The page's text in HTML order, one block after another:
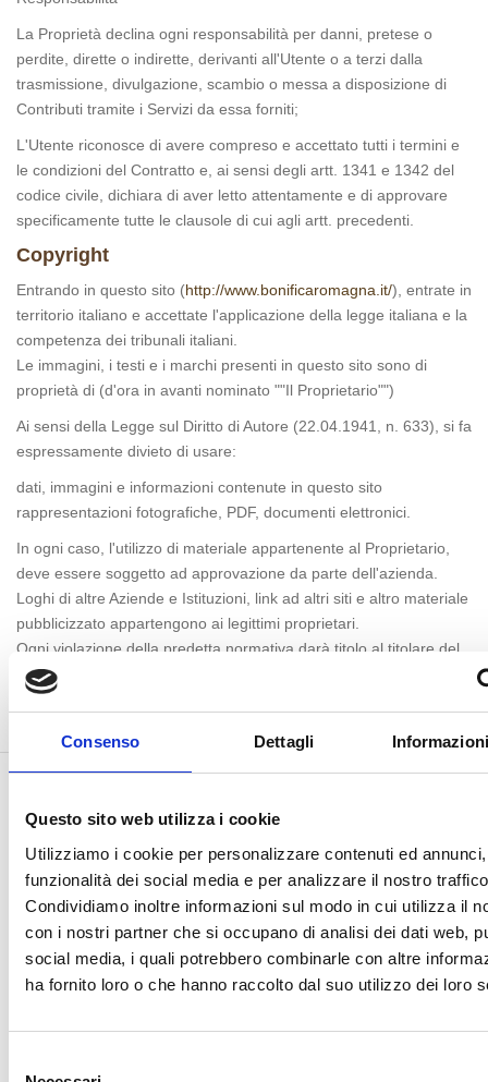
Consenso Dettagli
Questo sito web utilizza i cookie
Utilizziamo i cookie per personalizzare contenuti ed
funzionalità dei social media e per analizzare il nostro
Condividiamo inoltre informazioni sul modo in cui utilizza il
con i nostri partner che si occupano di analisi dei dati web,
social media, i quali potrebbero combinarle con altre
ha fornito loro o che hanno raccolto dal suo utilizzo dei loro
La Proprietà declina ogni responsabilità per danni, pretese o
perdite, dirette o indirette, derivanti all'Utente o a terzi dalla
trasmissione, divulgazione, scambio o messa a disposizione di
Contributi tramite i Servizi da essa forniti;
L'Utente riconosce di avere compreso e accettato tutti i termini e
le condizioni del Contratto e, ai sensi degli artt. 1341 e 1342 del
codice civile, dichiara di aver letto attentamente e di approvare
specificamente tutte le clausole di cui agli artt. precedenti.
Copyright
Entrando in questo sito (http://www.bonificaromagna.it/), entrate in
territorio italiano e accettate l'applicazione della legge italiana e la
competenza dei tribunali italiani.
Le immagini, i testi e i marchi presenti in questo sito sono di
proprietà di (d'ora in avanti nominato ""Il Proprietario"")
Ai sensi della Legge sul Diritto di Autore (22.04.1941, n. 633), si fa
espressamente divieto di usare:
dati, immagini e informazioni contenute in questo sito
rappresentazioni fotografiche, PDF, documenti elettronici.
In ogni caso, l'utilizzo di materiale appartenente al Proprietario,
deve essere soggetto ad approvazione da parte dell'azienda.
Loghi di altre Aziende e Istituzioni, link ad altri siti e altro materiale
pubblicizzato appartengono ai legittimi proprietari.
Ogni violazione della predetta normativa darà titolo al titolare del
sito di agire nelle sedi competenti per la tutela dei suoi diritti.
LENOSTRE CERTIFICAZIONI